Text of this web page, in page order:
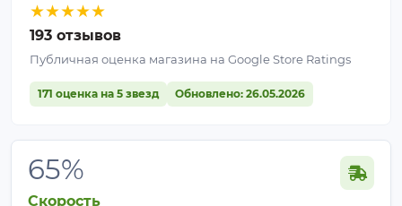
★★★★★
193 отзывов
Публичная оценка магазина на Google Store Ratings
171 оценка на 5 звезд Обновлено: 26.05.2026
65%
Скорость